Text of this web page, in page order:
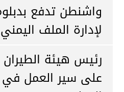
واشنطن تدفع
لإدارة الملف
رئيس هيئة
على سير العمل في